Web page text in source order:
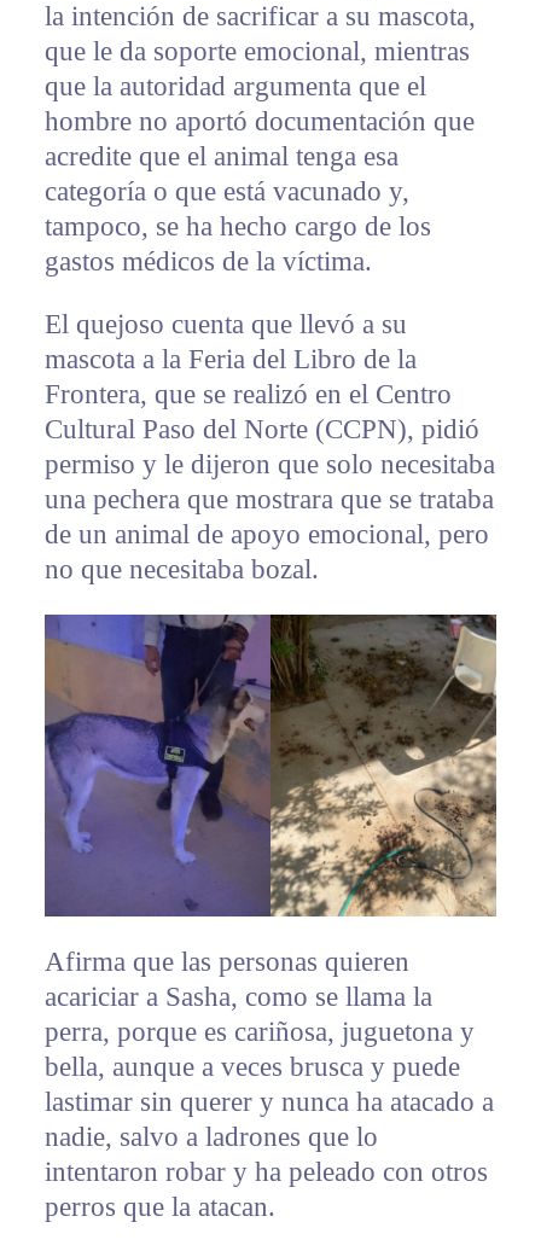
la intención de sacrificar a su mascota,
que le da soporte emocional, mientras
que la autoridad argumenta que el
hombre no aportó documentación que
acredite que el animal tenga esa
categoría o que está vacunado y,
tampoco, se ha hecho cargo de los
gastos médicos de la víctima.
El quejoso cuenta que llevó a su
mascota a la Feria del Libro de la
Frontera, que se realizó en el Centro
Cultural Paso del Norte (CCPN), pidió
permiso y le dijeron que solo necesitaba
una pechera que mostrara que se trataba
de un animal de apoyo emocional, pero
no que necesitaba bozal.
Afirma que las personas quieren
acariciar a Sasha, como se llama la
perra, porque es cariñosa, juguetona y
bella, aunque a veces brusca y puede
lastimar sin querer y nunca ha atacado a
nadie, salvo a ladrones que lo
intentaron robar y ha peleado con otros
perros que la atacan.